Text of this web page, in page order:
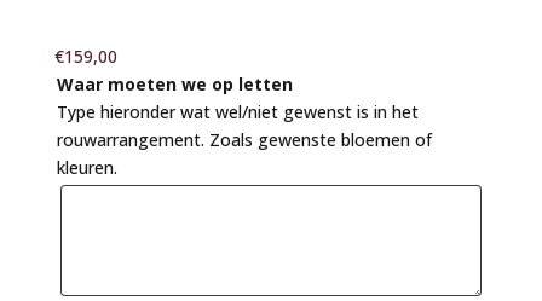
€159,00
Waar moeten we op letten
Type hieronder wat wel/niet gewenst is in het
rouwarrangement. Zoals gewenste bloemen of
kleuren.